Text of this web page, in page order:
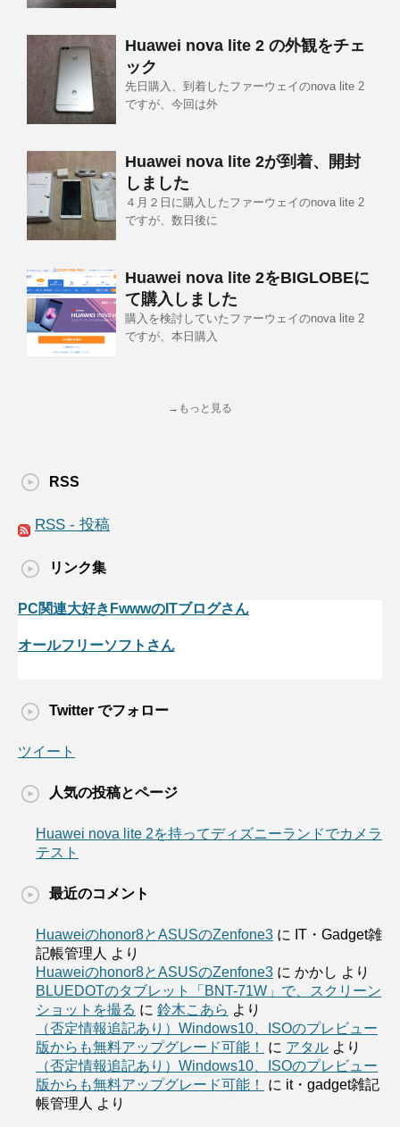
Huawei nova lite 2 の外観をチェ
ック
先日購入、到着したファーウェイのnova lite 2
ですが、今回は外
Huawei nova lite 2が到着、開封
しました
４月２日に購入したファーウェイのnova lite 2
ですが、数日後に
Huawei nova lite 2をBIGLOBEに
て購入しました
購入を検討していたファーウェイのnova lite 2
ですが、本日購入
→もっと見る
RSS
RSS - 投稿
リンク集
PC関連大好きFwwwのITブログさん
オールフリーソフトさん
Twitter でフォロー
ツイート
人気の投稿とページ
Huawei nova lite 2を持ってディズニーランドでカメラ
テスト
最近のコメント
Huaweiのhonor8とASUSのZenfone3 に IT・Gadget雑
記帳管理人 より
Huaweiのhonor8とASUSのZenfone3 に かかし より
BLUEDOTのタブレット「BNT-71W」で、スクリーン
ショットを撮る に 鈴木こあら より
（否定情報追記あり）Windows10、ISOのプレビュー
版からも無料アップグレード可能！
に アタル より
（否定情報追記あり）Windows10、ISOのプレビュー
版からも無料アップグレード可能！
に it・gadget雑記
帳管理人 より